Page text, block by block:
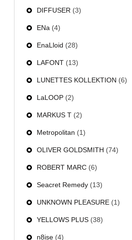
DIFFUSER (3)
ENa (4)
EnaLloid (28)
LAFONT (13)
LUNETTES KOLLEKTION (6)
LaLOOP (2)
MARKUS T (2)
Metropolitan (1)
OLIVER GOLDSMITH (74)
ROBERT MARC (6)
Seacret Remedy (13)
UNKNOWN PLEASURE (1)
YELLOWS PLUS (38)
n8ise (4)